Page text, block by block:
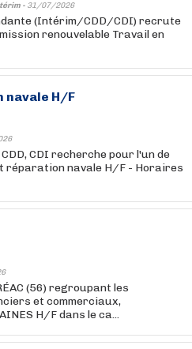
- 31/07/2026
(Intérim/CDD/CDI) recrute
renouvelable Travail en
navale H/F
CDI recherche pour l'un de
réparation navale H/F - Horaires
(56) regroupant les
et commerciaux,
H/F dans le ca...